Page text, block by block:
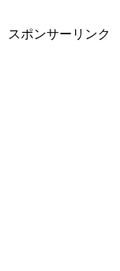
スポンサーリンク